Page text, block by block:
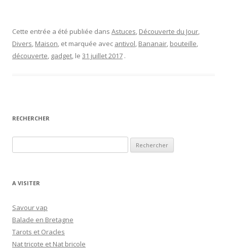
Cette entrée a été publiée dans Astuces, Découverte du Jour,
Divers, Maison, et marquée avec antivol, Bananair, bouteille,
découverte, gadget, le 31 juillet 2017 .
RECHERCHER
e
h
r
c
h
e
A VISITER
Savour vap
Balade en Bretagne
Tarots et Oracles
Nat tricote et Nat bricole